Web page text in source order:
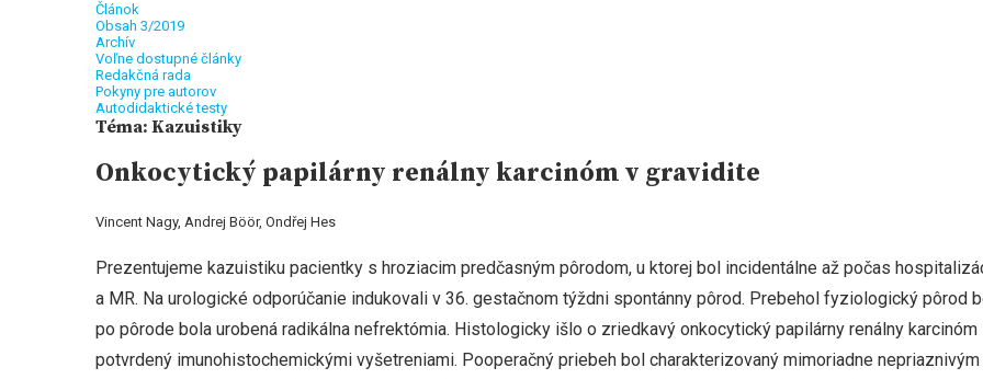
Článok
Obsah 3/2019
Archív
Voľne dostupné články
Redakčná rada
Pokyny pre autorov
Autodidaktické testy
Téma: Kazuistiky
Onkocytický papilárny renálny karcinóm v gravidite
Vincent Nagy, Andrej Böör, Ondřej Hes
Prezentujeme kazuistiku pacientky s hroziacim predčasným pôrodom, u ktorej bol incidentálne až počas
a MR. Na urologické odporúčanie indukovali v 36. gestačnom týždni spontánny pôrod. Prebehol fyziologický pôrod
po pôrode bola urobená radikálna nefrektómia. Histologicky išlo o zriedkavý onkocytický papilárny renálny
potvrdený imunohistochemickými vyšetreniami. Pooperačný priebeh bol charakterizovaný mimoriadne